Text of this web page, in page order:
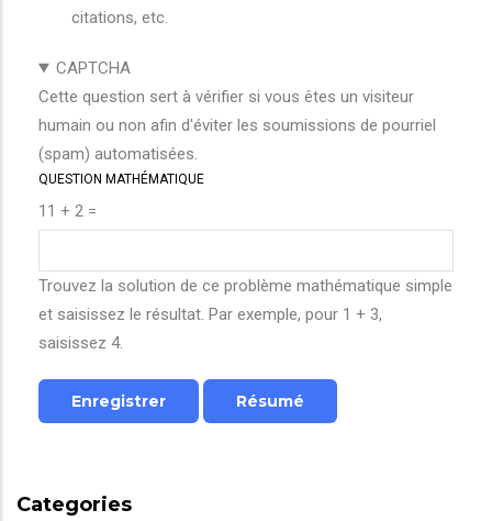
citations, etc.
CAPTCHA
Cette question sert à vérifier si vous êtes un visiteur
humain ou non afin d'éviter les soumissions de pourriel
(spam) automatisées.
QUESTION MATHÉMATIQUE
11 + 2 =
Trouvez la solution de ce problème mathématique simple
et saisissez le résultat. Par exemple, pour 1 + 3,
saisissez 4.
Categories